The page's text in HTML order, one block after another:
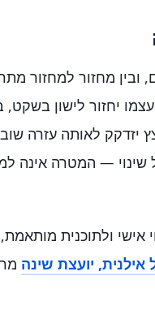
ובין מחזור למחזור
יחזור לישון בשקט,
יזדקק לאותה עזרה
— המטרה אינה
ולתוכנית
יועצת שינה